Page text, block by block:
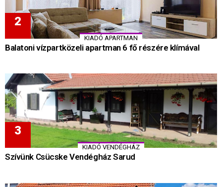
KIADÓ APARTMAN
Balatoni vízpartközeli apartman 6 fő részére klímával
KIADÓ VENDÉGHÁZ
Szívünk Csücske Vendégház Sarud